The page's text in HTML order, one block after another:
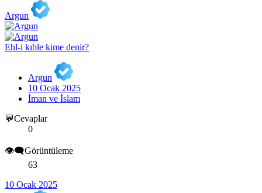
Argun
Ehl-i kıble kime denir?
Argun
10 Ocak 2025
İman ve İslam
💬Cevaplar
0
👁️‍🗨️Görüntüleme
63
10 Ocak 2025